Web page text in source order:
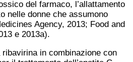
del farmaco, l’allattamento
nelle donne che assumono
Agency, 2013; Food and
e 2013a).
ribavirina in combinazione con